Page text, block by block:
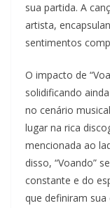
sua partida. A
artista,
sentimentos
O impacto de
solidificando
no cenário
lugar na rica
mencionada ao
disso, “Voando”
constante e do
que definiram